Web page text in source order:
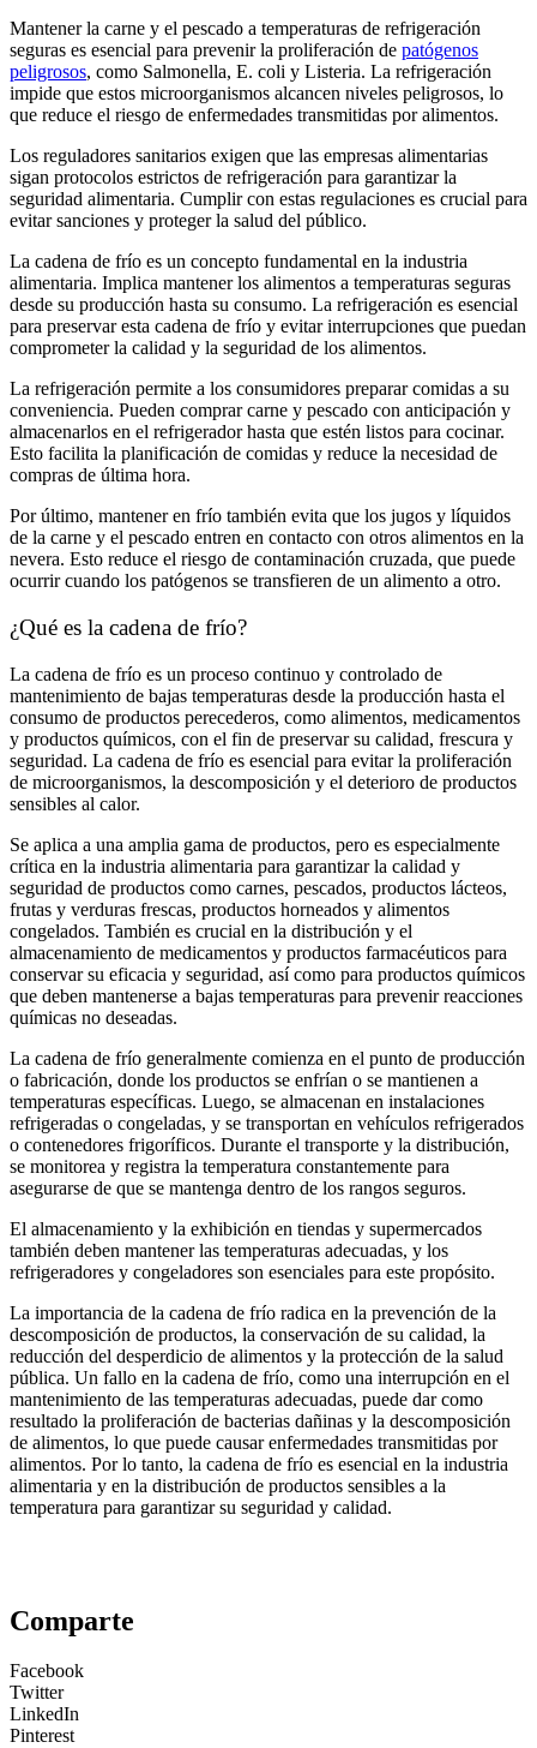
Mantener la carne y el pescado a temperaturas de refrigeración
seguras es esencial para prevenir la proliferación de patógenos
peligrosos, como Salmonella, E. coli y Listeria. La refrigeración
impide que estos microorganismos alcancen niveles peligrosos, lo
que reduce el riesgo de enfermedades transmitidas por alimentos.
Los reguladores sanitarios exigen que las empresas alimentarias
sigan protocolos estrictos de refrigeración para garantizar la
seguridad alimentaria. Cumplir con estas regulaciones es crucial para
evitar sanciones y proteger la salud del público.
La cadena de frío es un concepto fundamental en la industria
alimentaria. Implica mantener los alimentos a temperaturas seguras
desde su producción hasta su consumo. La refrigeración es esencial
para preservar esta cadena de frío y evitar interrupciones que puedan
comprometer la calidad y la seguridad de los alimentos.
La refrigeración permite a los consumidores preparar comidas a su
conveniencia. Pueden comprar carne y pescado con anticipación y
almacenarlos en el refrigerador hasta que estén listos para cocinar.
Esto facilita la planificación de comidas y reduce la necesidad de
compras de última hora.
Por último, mantener en frío también evita que los jugos y líquidos
de la carne y el pescado entren en contacto con otros alimentos en la
nevera. Esto reduce el riesgo de contaminación cruzada, que puede
ocurrir cuando los patógenos se transfieren de un alimento a otro.
¿Qué es la cadena de frío?
La cadena de frío es un proceso continuo y controlado de
mantenimiento de bajas temperaturas desde la producción hasta el
consumo de productos perecederos, como alimentos, medicamentos
y productos químicos, con el fin de preservar su calidad, frescura y
seguridad. La cadena de frío es esencial para evitar la proliferación
de microorganismos, la descomposición y el deterioro de productos
sensibles al calor.
Se aplica a una amplia gama de productos, pero es especialmente
crítica en la industria alimentaria para garantizar la calidad y
seguridad de productos como carnes, pescados, productos lácteos,
frutas y verduras frescas, productos horneados y alimentos
congelados. También es crucial en la distribución y el
almacenamiento de medicamentos y productos farmacéuticos para
conservar su eficacia y seguridad, así como para productos químicos
que deben mantenerse a bajas temperaturas para prevenir reacciones
químicas no deseadas.
La cadena de frío generalmente comienza en el punto de producción
o fabricación, donde los productos se enfrían o se mantienen a
temperaturas específicas. Luego, se almacenan en instalaciones
refrigeradas o congeladas, y se transportan en vehículos refrigerados
o contenedores frigoríficos. Durante el transporte y la distribución,
se monitorea y registra la temperatura constantemente para
asegurarse de que se mantenga dentro de los rangos seguros.
El almacenamiento y la exhibición en tiendas y supermercados
también deben mantener las temperaturas adecuadas, y los
refrigeradores y congeladores son esenciales para este propósito.
La importancia de la cadena de frío radica en la prevención de la
descomposición de productos, la conservación de su calidad, la
reducción del desperdicio de alimentos y la protección de la salud
pública. Un fallo en la cadena de frío, como una interrupción en el
mantenimiento de las temperaturas adecuadas, puede dar como
resultado la proliferación de bacterias dañinas y la descomposición
de alimentos, lo que puede causar enfermedades transmitidas por
alimentos. Por lo tanto, la cadena de frío es esencial en la industria
alimentaria y en la distribución de productos sensibles a la
temperatura para garantizar su seguridad y calidad.
Comparte
Facebook
Twitter
LinkedIn
Pinterest